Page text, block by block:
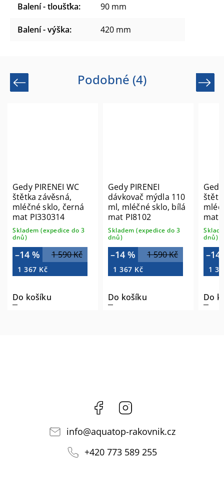
Balení - tloušťka: 90 mm
Balení - výška: 420 mm
Podobné (4)
Previous
Gedy PIRENEI WC
štětka závěsná,
mléčné sklo, černá
mat PI330314
Skladem (expedice do 3
dnů)
1 590 Kč
–14 %
1 367 Kč
Do košíku
Gedy PIRENEI
dávkovač mýdla 110
ml, mléčné sklo, bílá
mat PI8102
Skladem (expedice do 3
dnů)
1 590 Kč
–14 %
1 367 Kč
Do košíku
mat
dnů)
–14
1
Do
Next
Facebook
info@aquatop-rakovnik.cz
+420 773 589 255